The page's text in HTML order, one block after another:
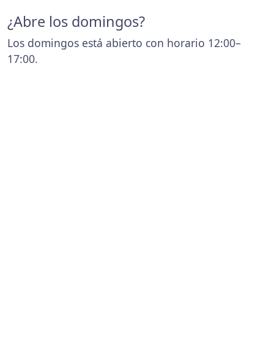
¿Abre los domingos?
Los domingos está abierto con horario 12:00–
17:00.